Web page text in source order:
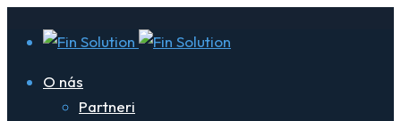
O nás
Partneri